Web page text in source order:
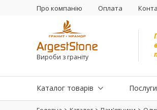
Про компанію Оплата
Вироби з граніту
Каталог товарів Послуги